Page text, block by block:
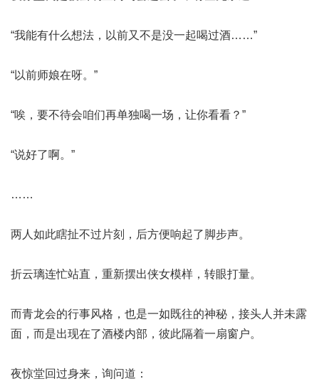
“我能有什么想法，以前又不是没一起喝过酒……”
“以前师娘在呀。”
“唉，要不待会咱们再单独喝一场，让你看看？”
“说好了啊。”
……
两人如此瞎扯不过片刻，后方便响起了脚步声。
折云璃连忙站直，重新摆出侠女模样，转眼打量。
而青龙会的行事风格，也是一如既往的神秘，接头人并未露
面，而是出现在了酒楼内部，彼此隔着一扇窗户。
夜惊堂回过身来，询问道：